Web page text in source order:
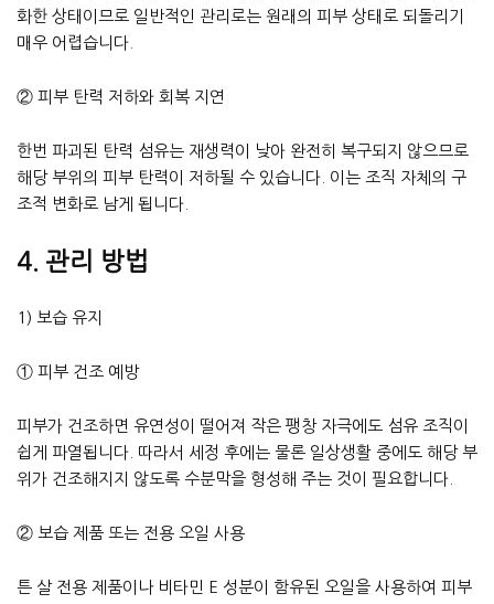
화한 상태이므로 일반적인 관리로는 원래의 피부 상태로 되돌리기
매우 어렵습니다.
② 피부 탄력 저하와 회복 지연
한번 파괴된 탄력 섬유는 재생력이 낮아 완전히 복구되지 않으므로
해당 부위의 피부 탄력이 저하될 수 있습니다. 이는 조직 자체의 구
조적 변화로 남게 됩니다.
4. 관리 방법
1) 보습 유지
① 피부 건조 예방
피부가 건조하면 유연성이 떨어져 작은 팽창 자극에도 섬유 조직이
쉽게 파열됩니다. 따라서 세정 후에는 물론 일상생활 중에도 해당 부
위가 건조해지지 않도록 수분막을 형성해 주는 것이 필요합니다.
② 보습 제품 또는 전용 오일 사용
튼 살 전용 제품이나 비타민 E 성분이 함유된 오일을 사용하여 피부